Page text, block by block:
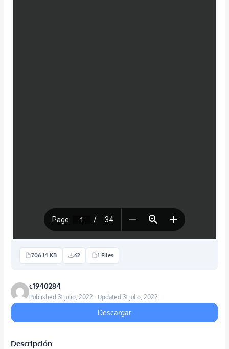
706.14 KB 62 1 Files
c1940284
Published 31 julio, 2022 · Updated 31 julio, 2022
Descargar
Descripción